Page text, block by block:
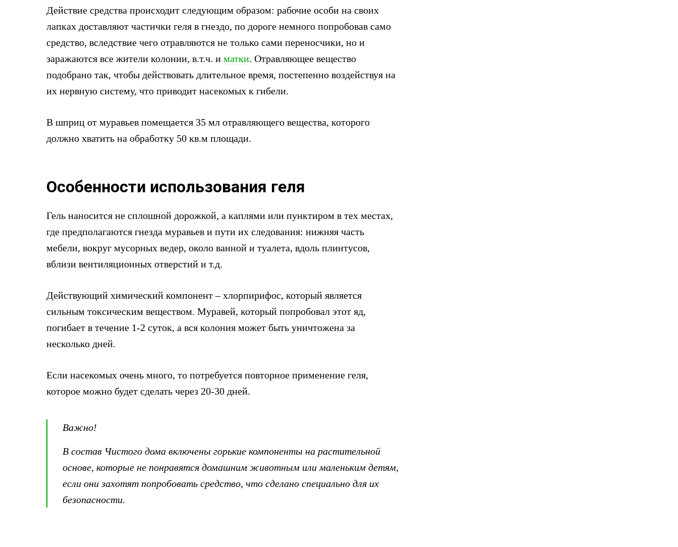
Действие средства происходит следующим образом: рабочие особи на своих
лапках доставляют частички геля в гнездо, по дороге немного попробовав само
средство, вследствие чего отравляются не только сами переносчики, но и
заражаются все жители колонии, в.т.ч. и матки. Отравляющее вещество
подобрано так, чтобы действовать длительное время, постепенно воздействуя на
их нервную систему, что приводит насекомых к гибели.
В шприц от муравьев помещается 35 мл отравляющего вещества, которого
должно хватить на обработку 50 кв.м площади.
Особенности использования геля
Гель наносится не сплошной дорожкой, а каплями или пунктиром в тех местах,
где предполагаются гнезда муравьев и пути их следования: нижняя часть
мебели, вокруг мусорных ведер, около ванной и туалета, вдоль плинтусов,
вблизи вентиляционных отверстий и т.д.
Действующий химический компонент – хлорпирифос, который является
сильным токсическим веществом. Муравей, который попробовал этот яд,
погибает в течение 1-2 суток, а вся колония может быть уничтожена за
несколько дней.
Если насекомых очень много, то потребуется повторное применение геля,
которое можно будет сделать через 20-30 дней.
Важно!
В состав Чистого дома включены горькие компоненты на растительной
основе, которые не понравятся домашним животным или маленьким детям,
если они захотят попробовать средство, что сделано специально для их
безопасности.